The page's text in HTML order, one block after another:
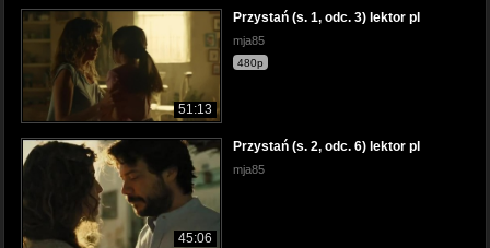
51:13
Przystań (s. 1, odc. 3) lektor pl
mja85
480p
45:06
Przystań (s. 2, odc. 6) lektor pl
mja85